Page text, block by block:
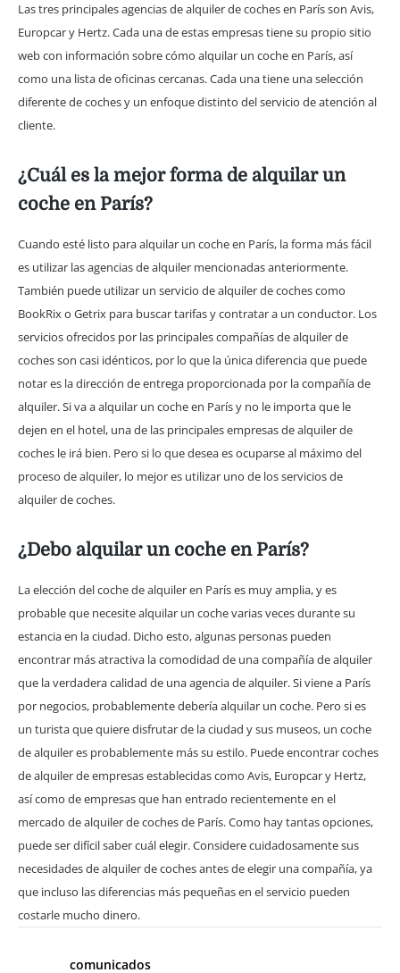
Las tres principales agencias de alquiler de coches en París son Avis,
Europcar y Hertz. Cada una de estas empresas tiene su propio sitio
web con información sobre cómo alquilar un coche en París, así
como una lista de oficinas cercanas. Cada una tiene una selección
diferente de coches y un enfoque distinto del servicio de atención al
cliente.
¿Cuál es la mejor forma de alquilar un
coche en París?
Cuando esté listo para alquilar un coche en París, la forma más fácil
es utilizar las agencias de alquiler mencionadas anteriormente.
También puede utilizar un servicio de alquiler de coches como
BookRix o Getrix para buscar tarifas y contratar a un conductor. Los
servicios ofrecidos por las principales compañías de alquiler de
coches son casi idénticos, por lo que la única diferencia que puede
notar es la dirección de entrega proporcionada por la compañía de
alquiler. Si va a alquilar un coche en París y no le importa que le
dejen en el hotel, una de las principales empresas de alquiler de
coches le irá bien. Pero si lo que desea es ocuparse al máximo del
proceso de alquiler, lo mejor es utilizar uno de los servicios de
alquiler de coches.
¿Debo alquilar un coche en París?
La elección del coche de alquiler en París es muy amplia, y es
probable que necesite alquilar un coche varias veces durante su
estancia en la ciudad. Dicho esto, algunas personas pueden
encontrar más atractiva la comodidad de una compañía de alquiler
que la verdadera calidad de una agencia de alquiler. Si viene a París
por negocios, probablemente debería alquilar un coche. Pero si es
un turista que quiere disfrutar de la ciudad y sus museos, un coche
de alquiler es probablemente más su estilo. Puede encontrar coches
de alquiler de empresas establecidas como Avis, Europcar y Hertz,
así como de empresas que han entrado recientemente en el
mercado de alquiler de coches de París. Como hay tantas opciones,
puede ser difícil saber cuál elegir. Considere cuidadosamente sus
necesidades de alquiler de coches antes de elegir una compañía, ya
que incluso las diferencias más pequeñas en el servicio pueden
costarle mucho dinero.
comunicados